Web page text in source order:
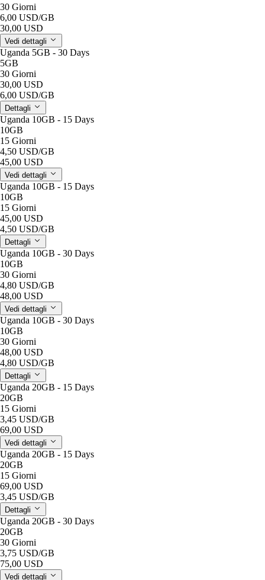
30 Giorni
6,00 USD/GB
30,00 USD
Vedi dettagli
Uganda 5GB - 30 Days
5GB
30 Giorni
30,00 USD
6,00 USD/GB
Dettagli
Uganda 10GB - 15 Days
10GB
15 Giorni
4,50 USD/GB
45,00 USD
Vedi dettagli
Uganda 10GB - 15 Days
10GB
15 Giorni
45,00 USD
4,50 USD/GB
Dettagli
Uganda 10GB - 30 Days
10GB
30 Giorni
4,80 USD/GB
48,00 USD
Vedi dettagli
Uganda 10GB - 30 Days
10GB
30 Giorni
48,00 USD
4,80 USD/GB
Dettagli
Uganda 20GB - 15 Days
20GB
15 Giorni
3,45 USD/GB
69,00 USD
Vedi dettagli
Uganda 20GB - 15 Days
20GB
15 Giorni
69,00 USD
3,45 USD/GB
Dettagli
Uganda 20GB - 30 Days
20GB
30 Giorni
3,75 USD/GB
75,00 USD
Vedi dettagli